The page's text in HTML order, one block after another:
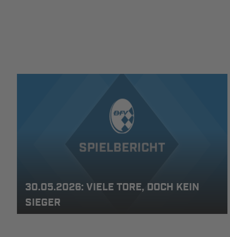
30.05.2026: VIELE TORE, DOCH KEIN
SIEGER